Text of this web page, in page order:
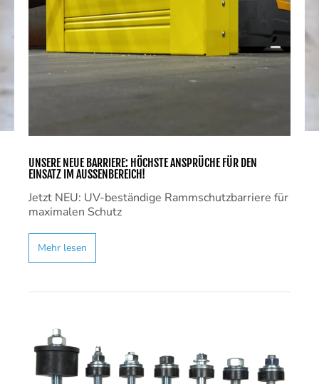
UNSERE NEUE BARRIERE: HÖCHSTE ANSPRÜCHE FÜR DEN
EINSATZ IM AUSSENBEREICH!
Jetzt NEU: UV-beständige Rammschutzbarriere für
maximalen Schutz
Mehr lesen